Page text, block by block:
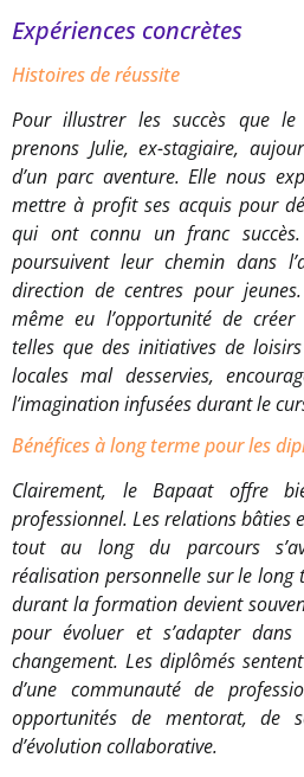
Expériences concrètes
Histoires de réussite
Pour illustrer les succès que le
prenons Julie, ex-stagiaire,
d’un parc aventure. Elle nous
mettre à profit ses acquis pour
qui ont connu un franc succès.
poursuivent leur chemin dans
direction de centres pour
même eu l’opportunité de
telles que des initiatives de
locales mal desservies,
l’imagination infusées durant le
Bénéfices à long terme pour les
Clairement, le Bapaat offre
professionnel. Les relations bâties
tout au long du parcours
réalisation personnelle sur le long
durant la formation devient
pour évoluer et s’adapter
changement. Les diplômés
d’une communauté de
opportunités de mentorat, de
d’évolution collaborative.